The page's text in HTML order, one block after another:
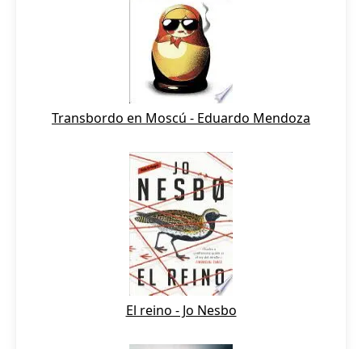
Transbordo en Moscú - Eduardo Mendoza
El reino - Jo Nesbo